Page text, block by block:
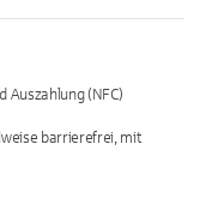
Auszahlung (NFC)
barrierefrei, mit